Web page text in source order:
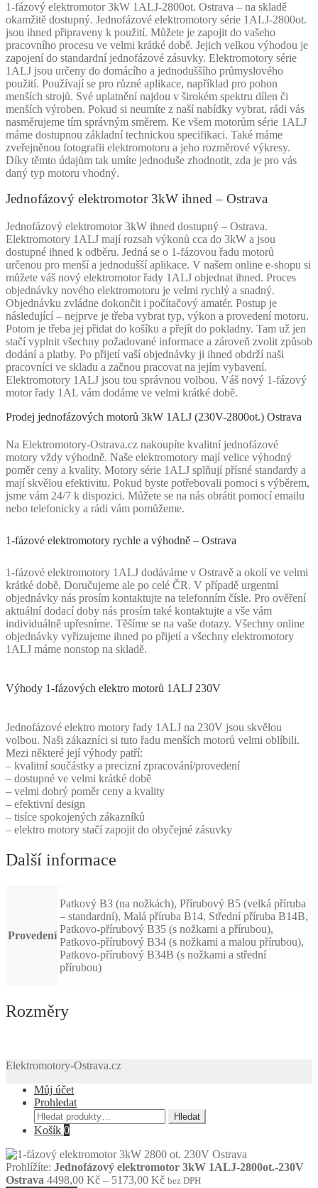
1-fázový elektromotor 3kW 1ALJ-2800ot. Ostrava – na skladě
okamžitě dostupný. Jednofázové elektromotory série 1ALJ-2800ot.
jsou ihned připraveny k použití. Můžete je zapojit do vašeho
pracovního procesu ve velmi krátké době. Jejich velkou výhodou je
zapojení do standardní jednofázové zásuvky. Elektromotory série
1ALJ jsou určeny do domácího a jednoduššího průmyslového
použití. Používají se pro různé aplikace, například pro pohon
menších strojů. Své uplatnění najdou v širokém spektru dílen či
menších výroben. Pokud si neumíte z naší nabídky vybrat, rádi vás
nasměrujeme tím správným směrem. Ke všem motorům série 1ALJ
máme dostupnou základní technickou specifikaci. Také máme
zveřejněnou fotografii elektromotoru a jeho rozměrové výkresy.
Díky těmto údajům tak umíte jednoduše zhodnotit, zda je pro vás
daný typ motoru vhodný.
Jednofázový elektromotor 3kW ihned – Ostrava
Jednofázový elektromotor 3kW ihned dostupný – Ostrava.
Elektromotory 1ALJ mají rozsah výkonů cca do 3kW a jsou
dostupné ihned k odběru. Jedná se o 1-fázovou řadu motorů
určenou pro menší a jednodušší aplikace. V našem online e-shopu si
můžete váš nový elektromotor řady 1ALJ objednat ihned. Proces
objednávky nového elektromotoru je velmi rychlý a snadný.
Objednávku zvládne dokončit i počítačový amatér. Postup je
následující – nejprve je třeba vybrat typ, výkon a provedení motoru.
Potom je třeba jej přidat do košíku a přejít do pokladny. Tam už jen
stačí vyplnit všechny požadované informace a zároveň zvolit způsob
dodání a platby. Po přijetí vaší objednávky ji ihned obdrží naši
pracovníci ve skladu a začnou pracovat na jejím vybavení.
Elektromotory 1ALJ jsou tou správnou volbou. Váš nový 1-fázový
motor řady 1AL vám dodáme ve velmi krátké době.
Prodej jednofázových motorů 3kW 1ALJ (230V-2800ot.) Ostrava
Na Elektromotory-Ostrava.cz nakoupíte kvalitní jednofázové
motory vždy výhodně. Naše elektromotory mají velice výhodný
poměr ceny a kvality. Motory série 1ALJ splňují přísné standardy a
mají skvělou efektivitu. Pokud byste potřebovali pomoci s výběrem,
jsme vám 24/7 k dispozici. Můžete se na nás obrátit pomocí emailu
nebo telefonicky a rádi vám pomůžeme.
1-fázové elektromotory rychle a výhodně – Ostrava
1-fázové elektromotory 1ALJ dodáváme v Ostravě a okolí ve velmi
krátké době. Doručujeme ale po celé ČR. V případě urgentní
objednávky nás prosím kontaktujte na telefonním čísle. Pro ověření
aktuální dodací doby nás prosím také kontaktujte a vše vám
individuálně upřesníme. Těšíme se na vaše dotazy. Všechny online
objednávky vyřizujeme ihned po přijetí a všechny elektromotory
1ALJ máme nonstop na skladě.
Výhody 1-fázových elektro motorů 1ALJ 230V
Jednofázové elektro motory řady 1ALJ na 230V jsou skvělou
volbou. Naši zákazníci si tuto řadu menších motorů velmi oblíbili.
Mezi některé její výhody patří:
– kvalitní součástky a precizní zpracování/provedení
– dostupné ve velmi krátké době
– velmi dobrý poměr ceny a kvality
– efektivní design
– tisíce spokojených zákazníků
– elektro motory stačí zapojit do obyčejné zásuvky
Další informace
Provedení
Patkový B3 (na nožkách), Přírubový B5 (velká příruba
– standardní), Malá příruba B14, Střední příruba B14B,
Patkovo-přírubový B35 (s nožkami a přírubou),
Patkovo-přírubový B34 (s nožkami a malou přírubou),
Patkovo-přírubový B34B (s nožkami a střední
přírubou)
Rozměry
Elektromotory-Ostrava.cz
Můj účet
Prohledat
Hledat:
Hledat
Košík 0
Prohlížíte: Jednofázový elektromotor 3kW 1ALJ-2800ot.-230V
Ostrava 4498,00 Kč – 5173,00 KčRozpětí
bez DPH